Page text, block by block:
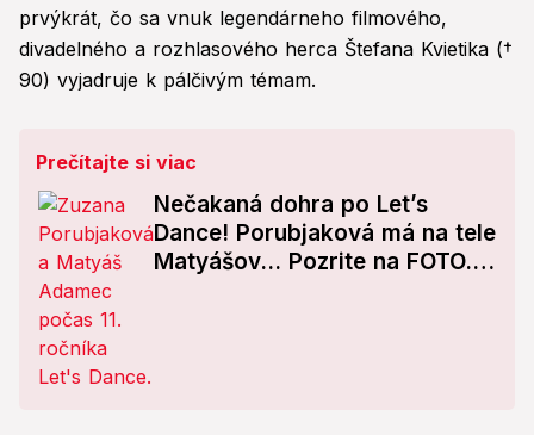
prvýkrát, čo sa vnuk legendárneho filmového,
divadelného a rozhlasového herca Štefana Kvietika (†
90) vyjadruje k pálčivým témam.
Prečítajte si viac
Nečakaná dohra po Let’s
Dance! Porubjaková má na tele
Matyášov... Pozrite na FOTO...